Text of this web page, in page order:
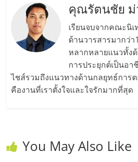
คุณรัตนชัย ม่
เรียนจบจากคณะนิ
ด้านวารสารมากว่
หลากหลายแนวทั้ง
การประยุกต์เป็นอา
ไชส์รวมถึงแนวทางด้านกลยุทธ์การต
คืองานที่เราตั้งใจและใจรักมากที่สุด
You May Also Like